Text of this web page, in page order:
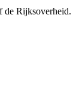
de Rijksoverheid.